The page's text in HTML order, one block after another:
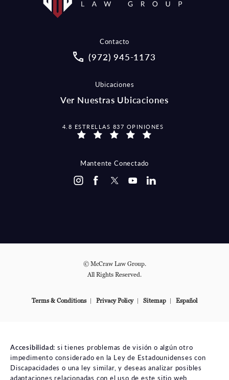
Contacto
Call McCraw Law Group on the
(972) 945-1173
Ubicaciones
Ver Nuestras Ubicaciones
MCCRAW LAW GROUP OPINIONES:
4.8 ESTRELLAS 837 OPINIONES
Mantente Conectado
© McCraw Law Group.
All Rights Reserved.
Terms & Conditions Privacy Policy Sitemap Español
Accesibilidad: si tienes problemas de visión o algún otro
impedimento considerado en la Ley de Estadounidenses con
Discapacidades o una ley similar, y deseas analizar posibles
adaptaciones relacionadas con el uso de este sitio web,